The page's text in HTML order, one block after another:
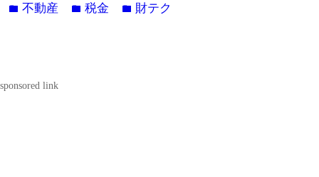
folder不動産 folder税金 folder 財テク
sponsored link